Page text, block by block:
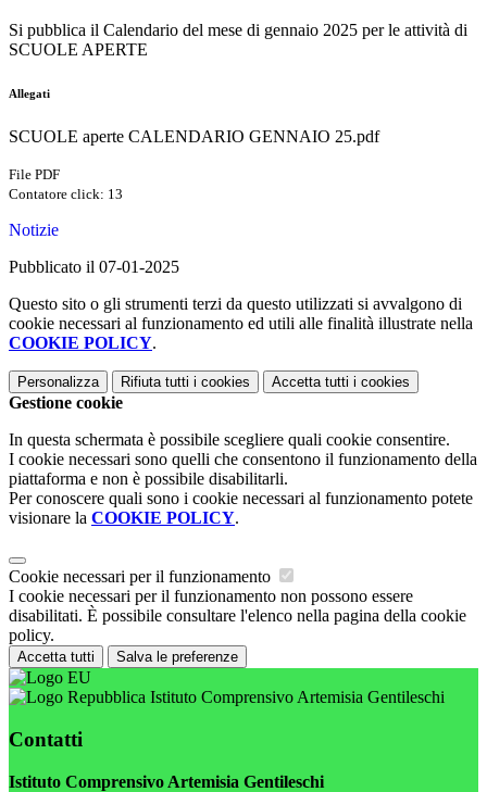
Si pubblica il Calendario del mese di gennaio 2025 per le attività di
SCUOLE APERTE
Allegati
SCUOLE aperte CALENDARIO GENNAIO 25.pdf
File PDF
Contatore click: 13
Notizie
Pubblicato il 07-01-2025
Questo sito o gli strumenti terzi da questo utilizzati si avvalgono di
cookie necessari al funzionamento ed utili alle finalità illustrate nella
COOKIE POLICY.
Personalizza Rifiuta tutti i cookies Accetta tutti i cookies
Gestione cookie
In questa schermata è possibile scegliere quali cookie consentire.
I cookie necessari sono quelli che consentono il funzionamento della
piattaforma e non è possibile disabilitarli.
Per conoscere quali sono i cookie necessari al funzionamento potete
visionare la COOKIE POLICY.
Cookie necessari per il funzionamento
I cookie necessari per il funzionamento non possono essere
disabilitati. È possibile consultare l'elenco nella pagina della cookie
policy.
Accetta tutti Salva le preferenze
Istituto Comprensivo Artemisia Gentileschi
Contatti
Istituto Comprensivo Artemisia Gentileschi